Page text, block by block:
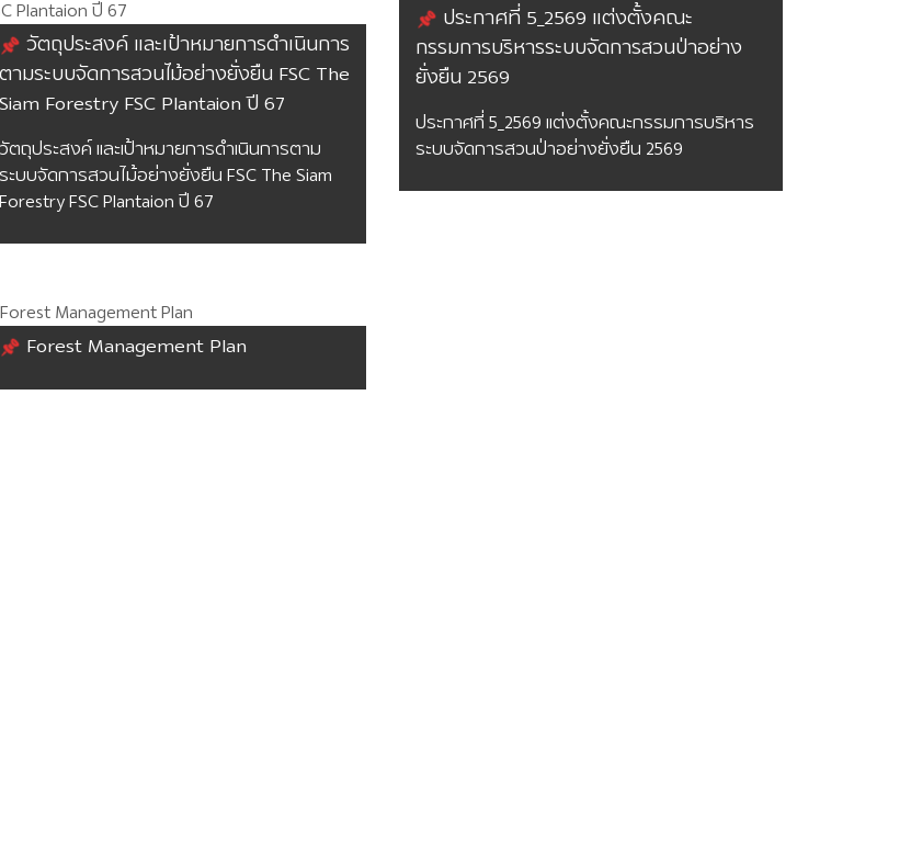
วัตถุประสงค์ และเป้าหมายการดำเนินการ
ตามระบบจัดการสวนไม้อย่างยั่งยืน FSC The
Siam Forestry FSC Plantaion ปี 67
วัตถุประสงค์ และเป้าหมายการดำเนินการตาม
ระบบจัดการสวนไม้อย่างยั่งยืน FSC The Siam
Forestry FSC Plantaion ปี 67
ประกาศที่ 5_2569 แต่งตั้งคณะ
กรรมการบริหารระบบจัดการสวนป่าอย่าง
ยั่งยืน 2569
ประกาศที่ 5_2569 แต่งตั้งคณะกรรมการบริหาร
ระบบจัดการสวนป่าอย่างยั่งยืน 2569
Forest Management Plan